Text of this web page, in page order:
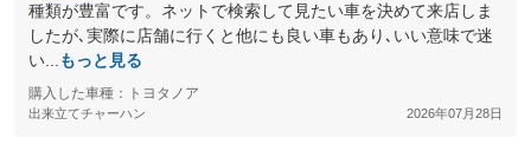
種類が豊富です。ネットで検索して見たい車を決めて来店しま
したが､実際に店舗に行くと他にも良い車もあり､いい意味で迷
い...
もっと見る
購入した車種：トヨタノア
出来立てチャーハン 2026年07月28日